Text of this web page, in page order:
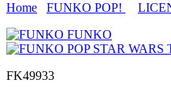
Home FUNKO POP!
FUNKO
FK49933